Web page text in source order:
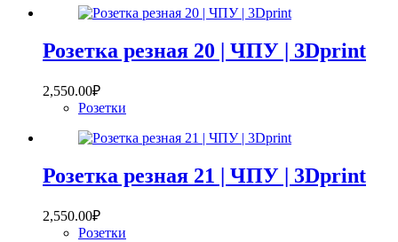
Розетка резная 20 | ЧПУ | 3Dprint
2,550.00₽
Розетки
Розетка резная 21 | ЧПУ | 3Dprint
2,550.00₽
Розетки